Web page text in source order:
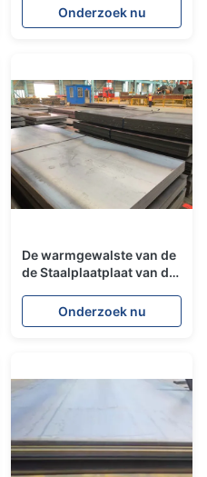
ASTM A553 A553M
Onderzoek nu
De warmgewalste van de
de Staalplaatplaat van de
Q345D EN10025 S355J2
N S355J2
Onderzoek nu